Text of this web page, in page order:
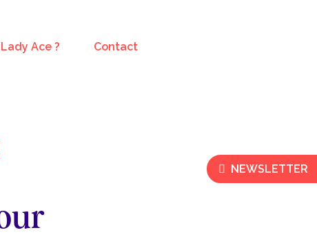
Ace ? Contact
NEWSLETTER